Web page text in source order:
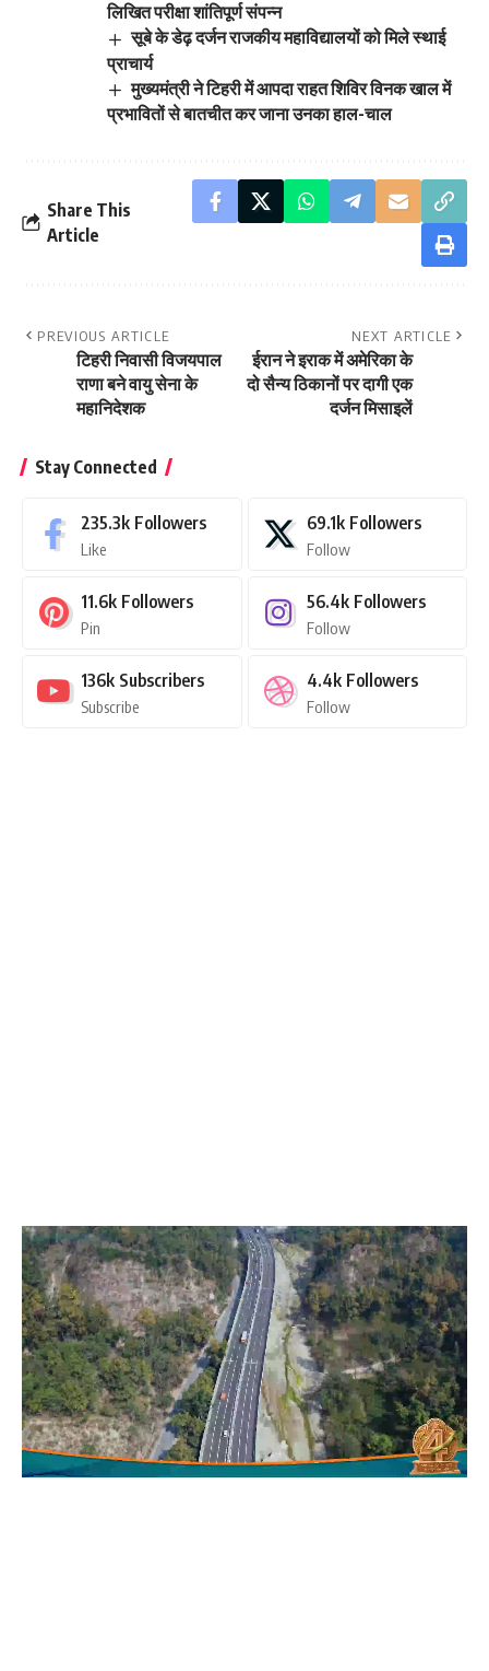
लिखित परीक्षा शांतिपूर्ण संपन्न
सूबे के डेढ़ दर्जन राजकीय महाविद्यालयों को मिले स्थाई
प्राचार्य
मुख्यमंत्री ने टिहरी में आपदा राहत शिविर विनक खाल में
प्रभावितों से बातचीत कर जाना उनका हाल-चाल
Share This
Article
PREVIOUS ARTICLE
टिहरी निवासी विजयपाल
राणा बने वायु सेना के
महानिदेशक
NEXT ARTICLE
ईरान ने इराक में अमेरिका के
दो सैन्‍य ठिकानों पर दागी एक
दर्जन मिसाइलें
Stay Connected
235.3k Followers
Like
69.1k Followers
Follow
11.6k Followers
Pin
56.4k Followers
Follow
136k Subscribers
Subscribe
4.4k Followers
Follow